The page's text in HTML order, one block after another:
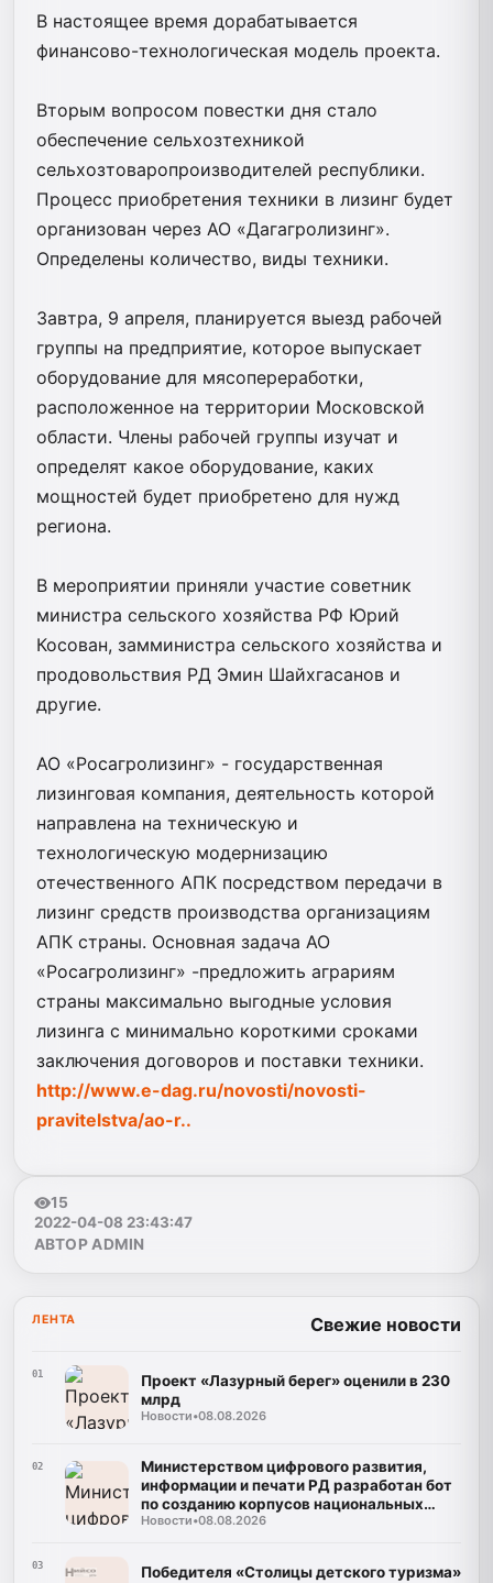
В настоящее время дорабатывается
финансово-технологическая модель проекта.
Вторым вопросом повестки дня стало
обеспечение сельхозтехникой
сельхозтоваропроизводителей республики.
Процесс приобретения техники в лизинг будет
организован через АО «Дагагролизинг».
Определены количество, виды техники.
Завтра, 9 апреля, планируется выезд рабочей
группы на предприятие, которое выпускает
оборудование для мясопереработки,
расположенное на территории Московской
области. Члены рабочей группы изучат и
определят какое оборудование, каких
мощностей будет приобретено для нужд
региона.
В мероприятии приняли участие советник
министра сельского хозяйства РФ Юрий
Косован, замминистра сельского хозяйства и
продовольствия РД Эмин Шайхгасанов и
другие.
АО «Росагролизинг» - государственная
лизинговая компания, деятельность которой
направлена на техническую и
технологическую модернизацию
отечественного АПК посредством передачи в
лизинг средств производства организациям
АПК страны. Основная задача АО
«Росагролизинг» -предложить аграриям
страны максимально выгодные условия
лизинга с минимально короткими сроками
заключения договоров и поставки техники.
http://www.e-dag.ru/novosti/novosti-
pravitelstva/ao-r..
15
2022-04-08 23:43:47
АВТОР ADMIN
ЛЕНТА Свежие новости
01
Проект «Лазурный берег» оценили в 230
млрд
Новости•08.08.2026
02
Министерством цифрового развития,
информации и печати РД разработан бот
по созданию корпусов национальных
языков
Новости•08.08.2026
03
Победителя «Столицы детского туризма»